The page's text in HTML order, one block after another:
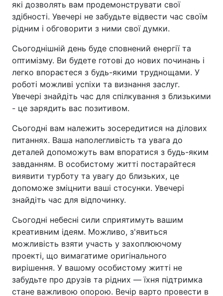
які дозволять вам продемонструвати свої
здібності. Увечері не забудьте відвести час своїм
рідним і обговорити з ними свої думки.
Сьогоднішній день буде сповнений енергії та
оптимізму. Ви будете готові до нових починань і
легко впораєтеся з будь-якими труднощами. У
роботі можливі успіхи та визнання заслуг.
Увечері знайдіть час для спілкування з близькими
- це зарядить вас позитивом.
Сьогодні вам належить зосередитися на ділових
питаннях. Ваша наполегливість та увага до
деталей допоможуть вам впоратися з будь-яким
завданням. В особистому житті постарайтеся
виявити турботу та увагу до близьких, це
допоможе зміцнити ваші стосунки. Увечері
знайдіть час для відпочинку.
Сьогодні небесні сили сприятимуть вашим
креативним ідеям. Можливо, з'явиться
можливість взяти участь у захоплюючому
проекті, що вимагатиме оригінального
вирішення. У вашому особистому житті не
забудьте про друзів та рідних — їхня підтримка
стане важливою опорою. Вечір варто провести в